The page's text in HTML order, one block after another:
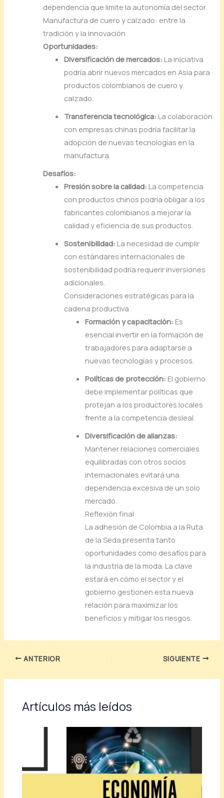
dependencia que limite la autonomía del sector.
Manufactura de cueroy calzado: entre la
tradicióny la innovación
Oportunidades:
Diversificacióndemercados: La iniciativa
podría abrir nuevos mercados enAsiapara
productos colombianos de cueroy
calzado.
Transferenciatecnológica: La colaboración
con empresas chinaspodríafacilitar la
adopción de nuevastecnologías en la
manufactura.
Desafíos:
Presiónsobrelacalidad: La competencia
conproductos chinospodría obligar a los
fabricantes colombianos a mejorar la
calidady eficiencia de susproductos.
Sostenibilidad: La necesidad de cumplir
con estándares internacionales de
sostenibilidadpodría requerir inversiones
adicionales.
Consideraciones estratégicaspara la
cadenaproductiva
Formaciónycapacitación: Es
esencial invertir en la formación de
trabajadores para adaptarse a
nuevas tecnologías yprocesos.
Políticasde protección: El gobierno
debe implementarpolíticas que
protejan a los productores locales
frente a la competencia desleal.
Diversificacióndealianzas:
Mantener relaciones comerciales
equilibradas con otros socios
internacionales evitará una
dependencia excesiva de un solo
mercado.
Reflexión final
La adhesión de Colombia a la Ruta
de la Seda presenta tanto
oportunidades como desafíos para
la industria de la moda. La clave
estará en cómo el sectory el
gobierno gestionen esta nueva
relación para maximizar los
beneficios y mitigar los riesgos.
ANTERIOR SIGUIENTE
Artículos más leídos